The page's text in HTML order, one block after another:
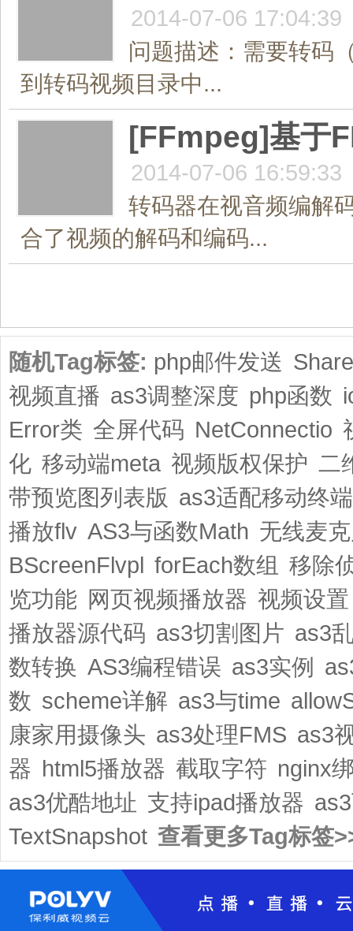
2014-07-06 17:04:39
问题描述：需要转码
到转码视频目录中...
[FFmpeg]基于
2014-07-06 16:59:33
转码器在视音频编解
合了视频的解码和编码...
随机Tag标签: php邮件发送
视频直播 as3调整深度 php函数
Error类 全屏代码 NetConnectio
化 移动端meta 视频版权保护 二
带预览图列表版 as3适配移动终端
播放flv AS3与函数Math 无线麦
BScreenFlvpl forEach数组 移除
览功能 网页视频播放器 视频设置
播放器源代码 as3切割图片 as3
数转换 AS3编程错误 as3实例
数 scheme详解 as3与time
康家用摄像头 as3处理FMS as3
器 html5播放器 截取字符 nginx
as3优酷地址 支持ipad播放器
TextSnapshot 查看更多Tag标签